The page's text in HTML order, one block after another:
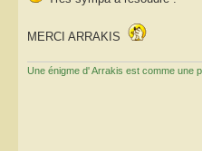
MERCI ARRAKIS
Une énigme d' Arrakis est comme une